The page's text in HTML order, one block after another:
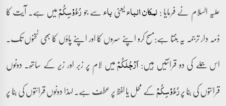
علیہ السلام نے فرمایا :لمکان الباءیعنیباءسے جورُءُوۡسِکُمۡمیں ہے۔ آیت کا
ذمہ دار ترجمہ یہ بنتا ہے:مسح کرو اپنے سروں کا اور اپنے پاؤں کا بھی ٹخنوں تک۔
اس جملے کی دو قرائتیں ہیں:اَرۡجُلَکُمۡمیں لام پر زبر اور زیر کے ساتھ۔ دونوں
قرائتوں کی بنا پررُءُوۡسِکُمۡکے محل یا لفظ پر عطف ہے۔ لہٰذا دونوں قرائتوں کی بنا پر